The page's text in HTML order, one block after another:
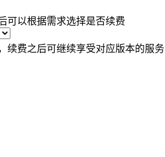
可以根据需求选择是否续费
续费之后可继续享受对应版本的服务